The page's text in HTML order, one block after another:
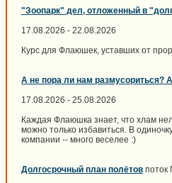
"Зоопарк" дел, отложенный в
17.08.2026 - 22.08.2026
Курс для Флаюшек, уставших от
А не пора ли нам размусориться?
17.08.2026 - 25.08.2026
Каждая Флаюшка знает, что хлам
можно только избавиться. В
компании -- много веселее :)
Долгосрочный план полётов